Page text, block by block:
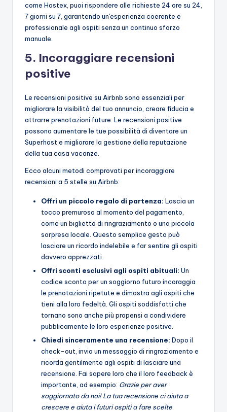
come Hostex, puoi rispondere alle richieste 24 ore su 24,
7 giorni su 7, garantendo un'esperienza coerente e
professionale agli ospiti senza un continuo sforzo
manuale.
5. Incoraggiare recensioni
positive
Le recensioni positive su Airbnb sono essenziali per
migliorare la visibilità del tuo annuncio, creare fiducia e
attrarre prenotazioni future. Le recensioni positive
possono aumentare le tue possibilità di diventare un
Superhost e migliorare la gestione della reputazione
della tua casa vacanze.
Ecco alcuni metodi comprovati per incoraggiare
recensioni a 5 stelle su Airbnb:
Offri un piccolo regalo di partenza: Lascia un
tocco premuroso al momento del pagamento,
come un biglietto di ringraziamento o una piccola
sorpresa locale. Questo semplice gesto può
lasciare un ricordo indelebile e far sentire gli ospiti
davvero apprezzati.
Offri sconti esclusivi agli ospiti abituali: Un
codice sconto per un soggiorno futuro incoraggia
le prenotazioni ripetute e dimostra agli ospiti che
tieni alla loro fedeltà. Gli ospiti soddisfatti che
tornano sono anche più propensi a condividere
pubblicamente le loro esperienze positive.
Chiedi sinceramente una recensione: Dopo il
check-out, invia un messaggio di ringraziamento e
ricorda gentilmente agli ospiti di lasciare una
recensione. Fai sapere loro che il loro feedback è
importante, ad esempio: Grazie per aver
soggiornato da noi! La tua recensione ci aiuta a
crescere e aiuta i futuri ospiti a fare scelte